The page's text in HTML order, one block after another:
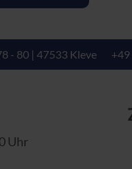
- 80 | 47533 Kleve
Uhr